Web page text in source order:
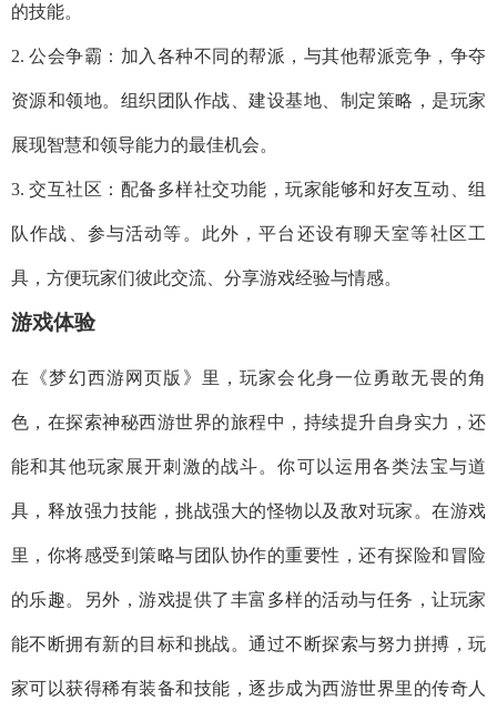
的技能。
2. 公会争霸：加入各种不同的帮派，与其他帮派竞争，争夺
资源和领地。组织团队作战、建设基地、制定策略，是玩家
展现智慧和领导能力的最佳机会。
3. 交互社区：配备多样社交功能，玩家能够和好友互动、组
队作战、参与活动等。此外，平台还设有聊天室等社区工
具，方便玩家们彼此交流、分享游戏经验与情感。
游戏体验
在《梦幻西游网页版》里，玩家会化身一位勇敢无畏的角
色，在探索神秘西游世界的旅程中，持续提升自身实力，还
能和其他玩家展开刺激的战斗。你可以运用各类法宝与道
具，释放强力技能，挑战强大的怪物以及敌对玩家。在游戏
里，你将感受到策略与团队协作的重要性，还有探险和冒险
的乐趣。另外，游戏提供了丰富多样的活动与任务，让玩家
能不断拥有新的目标和挑战。通过不断探索与努力拼搏，玩
家可以获得稀有装备和技能，逐步成为西游世界里的传奇人